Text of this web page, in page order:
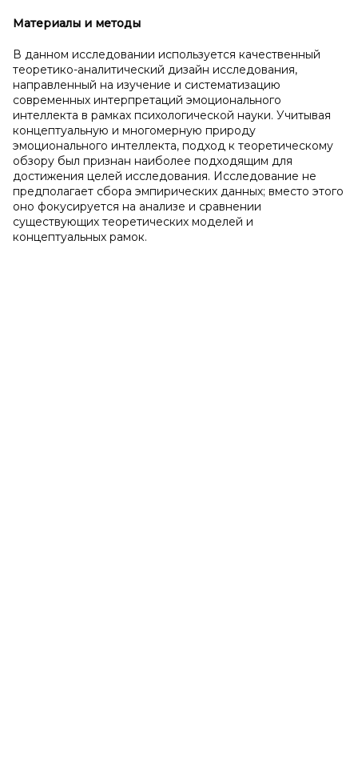
Материалы и методы
В данном исследовании используется качественный
теоретико-аналитический дизайн исследования,
направленный на изучение и систематизацию
современных интерпретаций эмоционального
интеллекта в рамках психологической науки. Учитывая
концептуальную и многомерную природу
эмоционального интеллекта, подход к теоретическому
обзору был признан наиболее подходящим для
достижения целей исследования. Исследование не
предполагает сбора эмпирических данных; вместо этого
оно фокусируется на анализе и сравнении
существующих теоретических моделей и
концептуальных рамок.